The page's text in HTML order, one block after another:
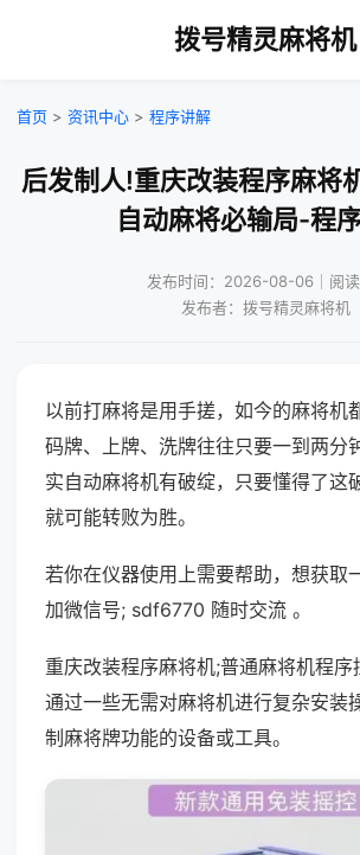
拨号精灵麻将机
首页 > 资讯中心 > 程序讲解
后发制人!重庆改装程序麻将
自动麻将必输局-程
发布时间：2026-08-06｜阅
发布者：拨号精灵麻将机
以前打麻将是用手搓，如今的麻将机
码牌、上牌、洗牌往往只要一到两分
实自动麻将机有破绽，只要懂得了这
就可能转败为胜。
若你在仪器使用上需要帮助，想获取
加微信号; sdf6770 随时交流 。
重庆改装程序麻将机;普通麻将机程
通过一些无需对麻将机进行复杂安装
制麻将牌功能的设备或工具。